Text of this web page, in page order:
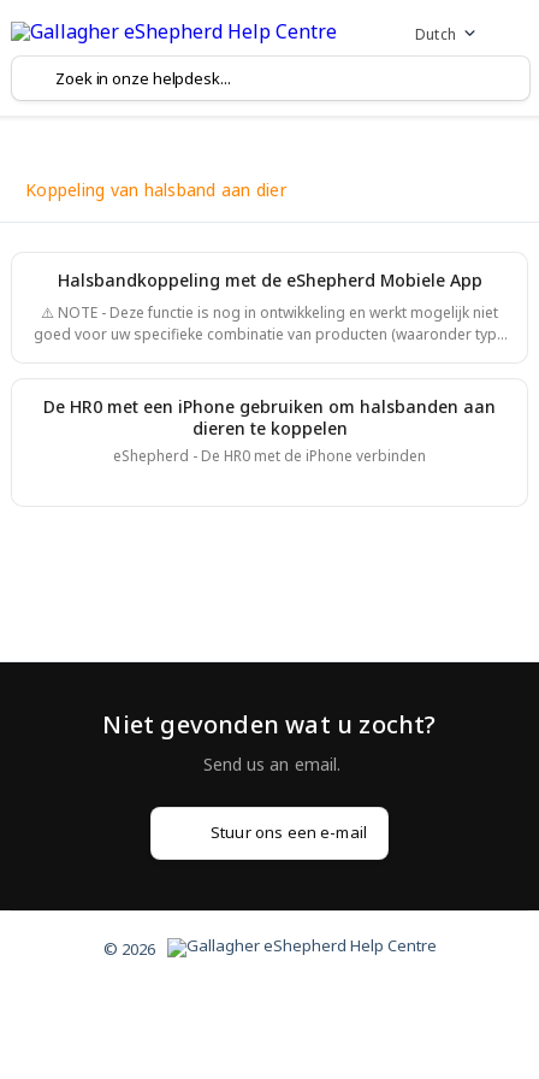
Dutch
Koppeling van halsband aan dier
Halsbandkoppeling met de eShepherd Mobiele App
⚠️ NOTE - Deze functie is nog in ontwikkeling en werkt mogelijk niet
goed voor uw specifieke combinatie van producten (waaronder type
telefoon met eShepherd Mobile geïnstalleerd en ingelogd.
Opgeladen halsbanden en dieren die fysiek gereed zijn. Visuele
identificatielabels (VID) van de koeien zichtbaar/leesbaar. Stabiele
mobiele- of wifiv
De HR0 met een iPhone gebruiken om halsbanden aan
dieren te koppelen
eShepherd - De HR0 met de iPhone verbinden
Niet gevonden wat u zocht?
Stuur ons een e-mail
© 2026